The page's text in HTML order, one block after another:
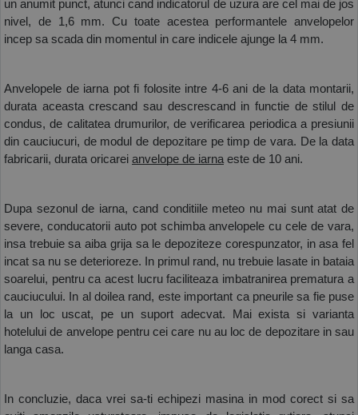
un anumit punct, atunci cand indicatorul de uzura are cel mai de jos
nivel, de 1,6 mm. Cu toate acestea performantele anvelopelor
incep sa scada din momentul in care indicele ajunge la 4 mm.
Anvelopele de iarna pot fi folosite intre 4-6 ani de la data montarii,
durata aceasta crescand sau descrescand in functie de stilul de
condus, de calitatea drumurilor, de verificarea periodica a presiunii
din cauciucuri, de modul de depozitare pe timp de vara. De la data
fabricarii, durata oricarei anvelope de iarna este de 10 ani.
Dupa sezonul de iarna, cand conditiile meteo nu mai sunt atat de
severe, conducatorii auto pot schimba anvelopele cu cele de vara,
insa trebuie sa aiba grija sa le depoziteze corespunzator, in asa fel
incat sa nu se deterioreze. In primul rand, nu trebuie lasate in bataia
soarelui, pentru ca acest lucru faciliteaza imbatranirea prematura a
cauciucului. In al doilea rand, este important ca pneurile sa fie puse
la un loc uscat, pe un suport adecvat. Mai exista si varianta
hotelului de anvelope pentru cei care nu au loc de depozitare in sau
langa casa.
In concluzie, daca vrei sa-ti echipezi masina in mod corect si sa